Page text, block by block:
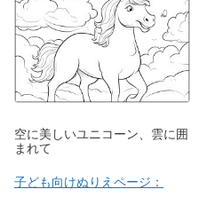
空に美しいユニコーン、雲に囲
まれて
子ども向けぬりえページ：